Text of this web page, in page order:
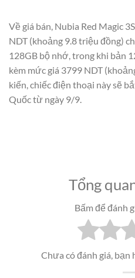
Về giá bán, Nubia Red Magic
NDT (khoảng 9.8 triệu đồng)
128GB bộ nhớ, trong khi bản
kèm mức giá 3799 NDT
kiến, chiếc điện thoại này sẽ
Quốc từ ngày 9/9.
Tổng
Bấm để đánh
Chưa có đánh giá,